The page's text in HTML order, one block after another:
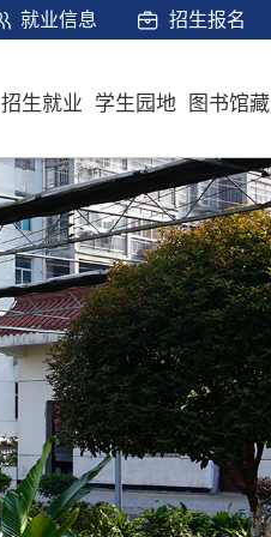
就业信息 招生报名
招生就业 学生园地 图书馆藏